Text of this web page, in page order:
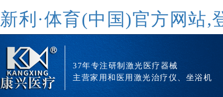
新利·体育(中国)官方网站,
37年专注研制激光医疗器械
主营家用和医用激光治疗仪、坐浴机